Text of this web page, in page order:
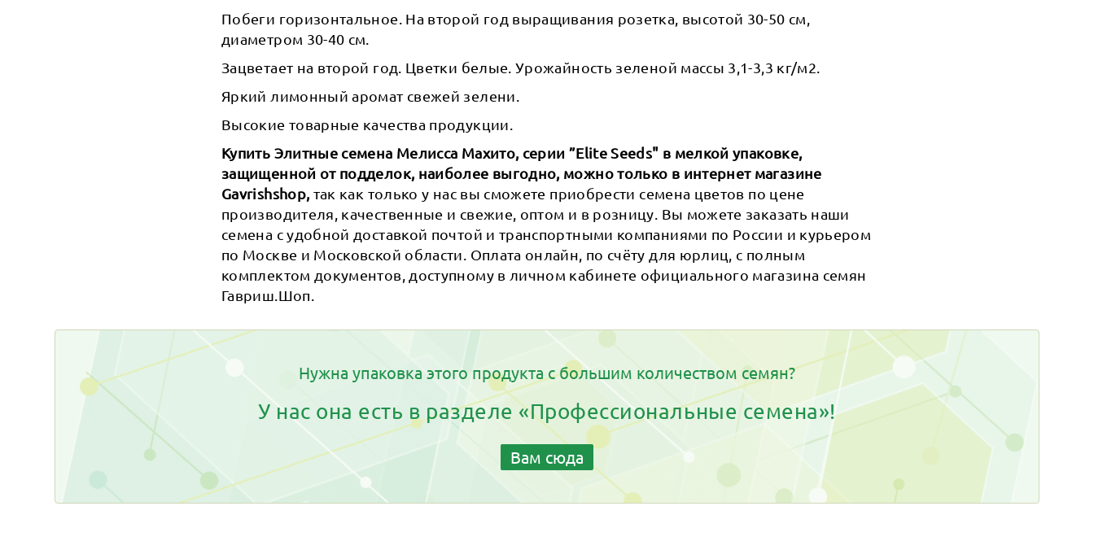
Побеги горизонтальное. На второй год выращивания розетка, высотой 30-50 см,
диаметром 30-40 см.
Зацветает на второй год. Цветки белые. Урожайность зеленой массы 3,1-3,3 кг/м2.
Яркий лимонный аромат свежей зелени.
Высокие товарные качества продукции.
Купить Элитные семена Мелисса Махито, серии ”Elite Seeds" в мелкой упаковке,
защищенной от подделок, наиболее выгодно, можно только в интернет магазине
Gavrishshop, так как только у нас вы сможете приобрести семена цветов по цене
производителя, качественные и свежие, оптом и в розницу. Вы можете заказать наши
семена с удобной доставкой почтой и транспортными компаниями по России и курьером
по Москве и Московской области. Оплата онлайн, по счёту для юрлиц, с полным
комплектом документов, доступному в личном кабинете официального магазина семян
Гавриш.Шоп.
Нужна упаковка этого продукта с большим количеством семян?
У нас она есть в разделе «Профессиональные семена»!
Вам сюда